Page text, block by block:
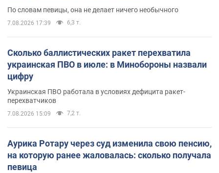
По словам певицы, она не делает ничего необычного
7.08.2026 17:39 6,3 т.
Сколько баллистических ракет перехватила
украинская ПВО в июле: в Минобороны назвали
цифру
Украинская ПВО работала в условиях дефицита ракет-
перехватчиков
7.08.2026 15:09 7,2 т.
Аурика Ротару через суд изменила свою пенсию,
на которую ранее жаловалась: сколько получала
певица